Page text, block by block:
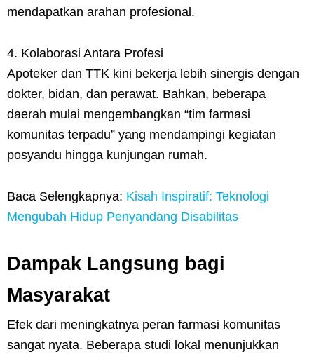
mendapatkan arahan profesional.
4. Kolaborasi Antara Profesi
Apoteker dan TTK kini bekerja lebih sinergis dengan
dokter, bidan, dan perawat. Bahkan, beberapa
daerah mulai mengembangkan “tim farmasi
komunitas terpadu” yang mendampingi kegiatan
posyandu hingga kunjungan rumah.
Baca Selengkapnya: Kisah Inspiratif: Teknologi
Mengubah Hidup Penyandang Disabilitas
Dampak Langsung bagi
Masyarakat
Efek dari meningkatnya peran farmasi komunitas
sangat nyata. Beberapa studi lokal menunjukkan